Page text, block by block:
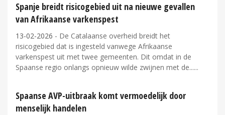
Spanje breidt risicogebied uit na nieuwe gevallen
van Afrikaanse varkenspest
13-02-2026 - De Catalaanse overheid breidt het
risicogebied dat is ingesteld vanwege Afrikaanse
varkenspest uit met twee gemeenten. Dit omdat in de
Spaanse regio onlangs opnieuw wilde zwijnen met de...
Spaanse AVP-uitbraak komt vermoedelijk door
menselijk handelen